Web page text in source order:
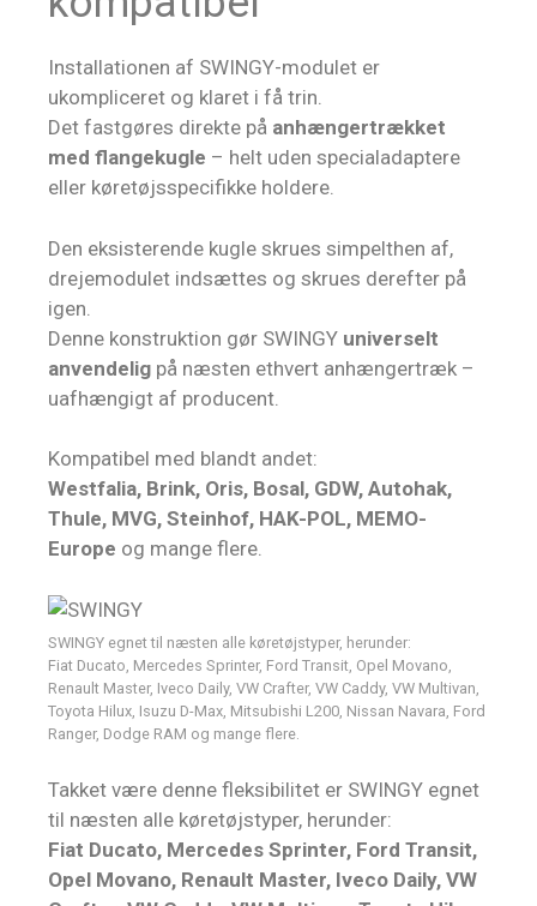
Installationen af SWINGY-modulet er
ukompliceret og klaret i få trin.
Det fastgøres direkte på anhængertrækket
med flangekugle – helt uden specialadaptere
eller køretøjsspecifikke holdere.
Den eksisterende kugle skrues simpelthen af,
drejemodulet indsættes og skrues derefter på
igen.
Denne konstruktion gør SWINGY universelt
anvendelig på næsten ethvert anhængertræk –
uafhængigt af producent.
Kompatibel med blandt andet:
Westfalia, Brink, Oris, Bosal, GDW, Autohak,
Thule, MVG, Steinhof, HAK-POL, MEMO-
Europe og mange flere.
SWINGY egnet til næsten alle køretøjstyper, herunder:
Fiat Ducato, Mercedes Sprinter, Ford Transit, Opel Movano,
Renault Master, Iveco Daily, VW Crafter, VW Caddy, VW Multivan,
Toyota Hilux, Isuzu D-Max, Mitsubishi L200, Nissan Navara, Ford
Ranger, Dodge RAM og mange flere.
Takket være denne fleksibilitet er SWINGY egnet
til næsten alle køretøjstyper, herunder:
Fiat Ducato, Mercedes Sprinter, Ford Transit,
Opel Movano, Renault Master, Iveco Daily, VW